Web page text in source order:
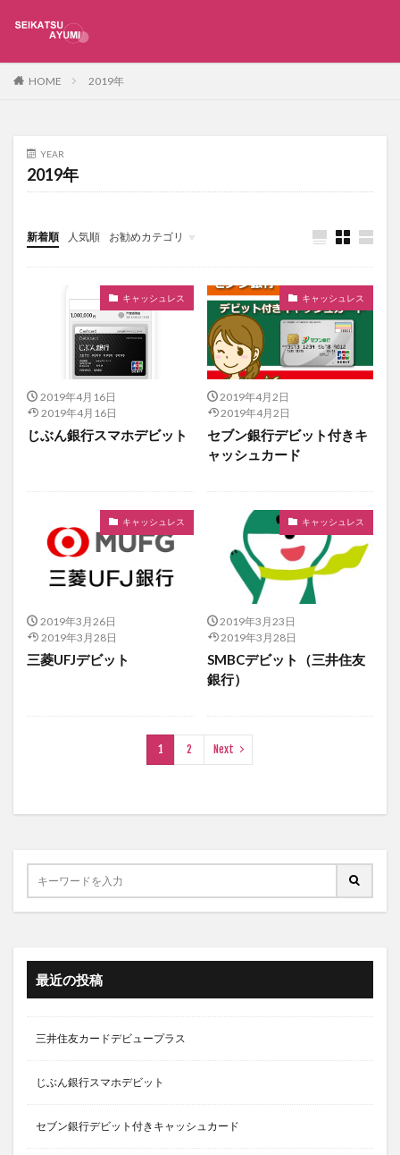
HOME 2019年
YEAR
2019年
新着順 人気順 お勧めカテゴリ
未分類
キャッシュレス
2019年4月16日
2019年4月16日
じぶん銀行スマホデビット
キャッシュレス
2019年4月2日
2019年4月2日
セブン銀行デビット付きキ
ャッシュカード
キャッシュレス
2019年3月26日
2019年3月28日
三菱UFJデビット
キャッシュレス
2019年3月23日
2019年3月28日
SMBCデビット（三井住友
銀行）
1 2 Next
最近の投稿
三井住友カードデビュープラス
じぶん銀行スマホデビット
セブン銀行デビット付きキャッシュカード